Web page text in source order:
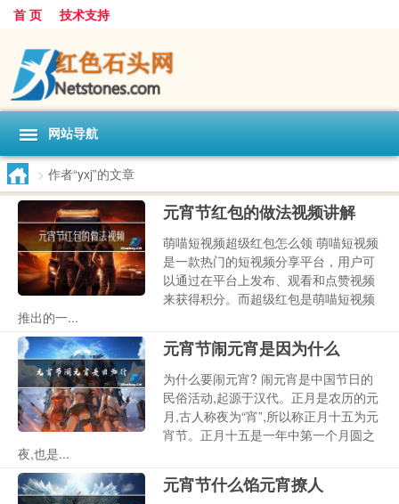
首 页 技术支持
网站导航
> 作者“yxj”的文章
元宵节红包的做法视频讲解
萌喵短视频超级红包怎么领 萌喵短视频
是一款热门的短视频分享平台，用户可
以通过在平台上发布、观看和点赞视频
来获得积分。而超级红包是萌喵短视频
推出的一...
元宵节闹元宵是因为什么
为什么要闹元宵? 闹元宵是中国节日的
民俗活动,起源于汉代。正月是农历的元
月,古人称夜为“宵”,所以称正月十五为元
宵节。正月十五是一年中第一个月圆之
夜,也是...
元宵节什么馅元宵撩人